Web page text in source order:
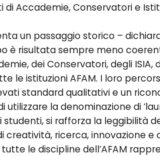
Accademie, Conservatori e
un passaggio storico –
è risultata sempre meno
dei Conservatori, degli ISIA,
le istituzioni AFAM. I loro
standard qualitativi e un
utilizzare la denominazione di
si rafforza la leggibilità
ricerca, innovazione e
le discipline dell’AFAM